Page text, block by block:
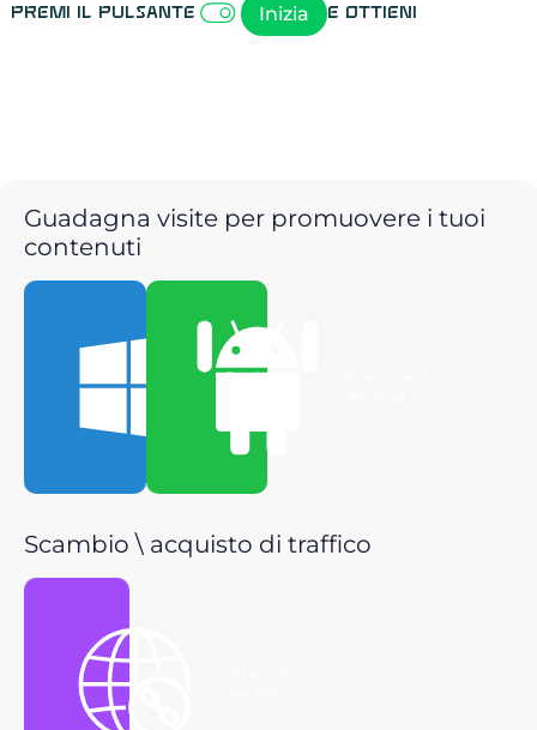
Premi il pulsante Inizia e ottieni
Guadagna visite per promuovere i tuoi
contenuti
Scarica per
Scambio \ acquisto di traffico